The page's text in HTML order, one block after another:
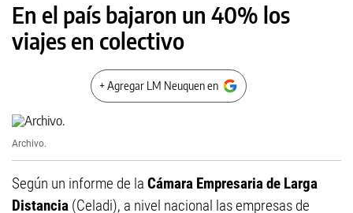
En el país bajaron un 40% los
viajes en colectivo
+ Agregar LM Neuquen en
Archivo.
Según un informe de la Cámara Empresaria de Larga
Distancia (Celadi), a nivel nacional las empresas de